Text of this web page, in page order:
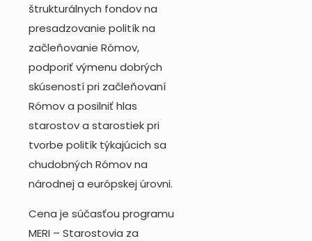
štrukturálnych fondov na
presadzovanie politík na
začleňovanie Rómov,
podporiť výmenu dobrých
skúseností pri začleňovaní
Rómov a posilniť hlas
starostov a starostiek pri
tvorbe politík týkajúcich sa
chudobných Rómov na
národnej a európskej úrovni.
Cena je súčasťou programu
MERI – Starostovia za